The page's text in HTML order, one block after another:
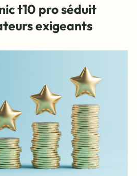
t10 pro séduit
exigeants